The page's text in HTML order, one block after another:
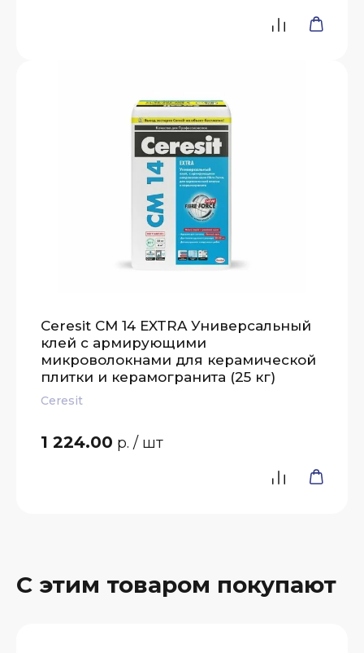
Ceresit CM 14 EXTRA Универсальный
клей с армирующими
микроволокнами для керамической
плитки и керамогранита (25 кг)
Ceresit
1 224.00 р. / шт
С этим товаром покупают